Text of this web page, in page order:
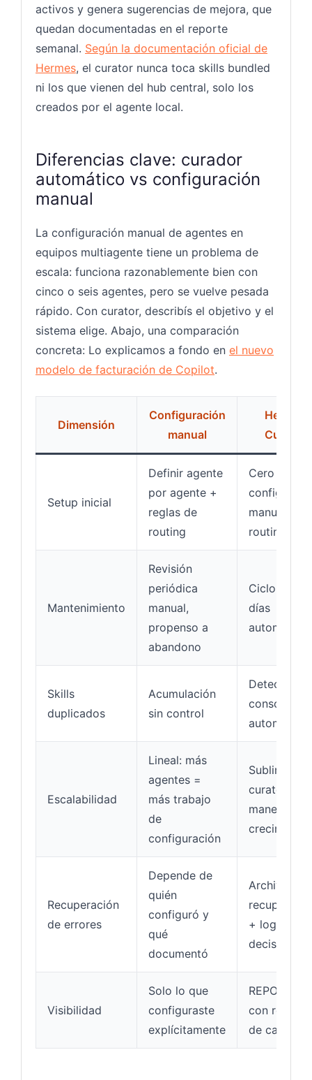
activos y genera sugerencias de mejora, que
quedan documentadas en el reporte
semanal. Según la documentación oficial de
Hermes, el curator nunca toca skills bundled
ni los que vienen del hub central, solo los
creados por el agente local.
Diferencias clave: curador
automático vs configuración
manual
La configuración manual de agentes en
equipos multiagente tiene un problema de
escala: funciona razonablemente bien con
cinco o seis agentes, pero se vuelve pesada
rápido. Con curator, describís el objetivo y el
sistema elige. Abajo, una comparación
concreta: Lo explicamos a fondo en el nuevo
modelo de facturación de Copilot.
Dimensión
Configuración
manual
Hermes
Curator
Setup inicial
Definir agente
por agente +
reglas de
routing
Cero
manual de
routing
Mantenimiento
Revisión
periódica
manual,
propenso a
abandono
Ciclo de 7
días
automático
Skills
duplicados
Acumulación
sin control
Detección y
automática
Escalabilidad
Lineal: más
agentes =
más trabajo
de
configuración
Sublineal: el
curator
maneja el
crecimiento
Recuperación
de errores
Depende de
quién
configuró y
qué
documentó
Archivo
recuperable
+ logs de
decisiones
Visibilidad
Solo lo que
configuraste
explícitamente
REPORT.md
con
de cada